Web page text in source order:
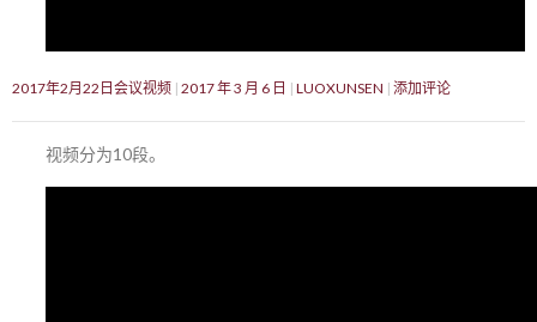
2017年2月22日会议视频 2017 年 3 月 6 日 LUOXUNSEN 添加评论
视频分为10段。